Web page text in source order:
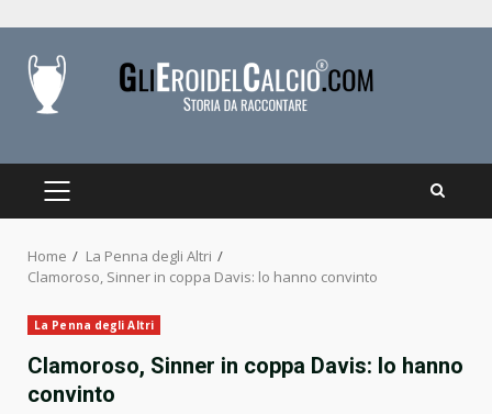
content
PRIMARY
Home
La Penna degli Altri
Clamoroso, Sinner in coppa Davis: lo hanno convinto
La Penna degli Altri
Clamoroso, Sinner in coppa Davis: lo hanno
convinto